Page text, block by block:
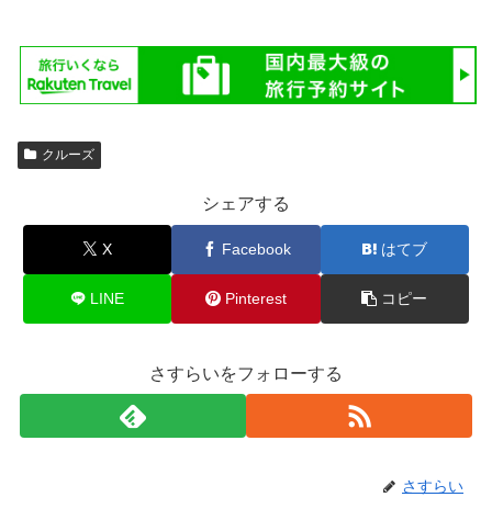
クルーズ
シェアする
X Facebook はてブ
LINE Pinterest コピー
さすらいをフォローする
さすらい